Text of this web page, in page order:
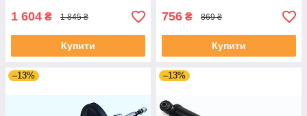
1 604 ₴ 1 845 ₴
Купити
756 ₴ 869 ₴
Купити
–13% –13%